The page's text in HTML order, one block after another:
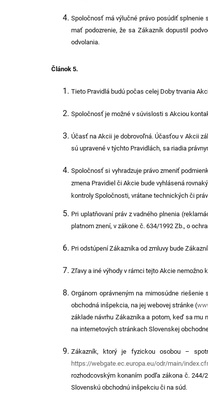
Spoločnosť má výlučné právo posúdiť splnenie
mať podozrenie, že sa Zákazník dopustil
odvolania.
Článok 5.
Tieto Pravidlá budú počas celej Doby trvania
Spoločnosť je možné v súvislosti s Akciou
Účasť na Akcii je dobrovoľná. Účasťou v Akcii
sú upravené v týchto Pravidlách, sa riadia
Spoločnosť si vyhradzuje právo zmeniť
zmena Pravidiel či Akcie bude vyhlásená
kontroly Spoločnosti, vrátane technických či
Pri uplatňovaní práv z vadného plnenia (
platnom znení, v zákone č. 634/1992 Zb., o
Pri odstúpení Zákazníka od zmluvy bude
Zľavy a iné výhody v rámci tejto Akcie
Orgánom oprávneným na mimosúdne
obchodná inšpekcia, na jej webovej stránke (
základe návrhu Zákazníka a potom, keď sa mu
na internetových stránkach Slovenskej
Zákazník, ktorý je fyzickou osobou –
https://webgate.ec.europa.eu/odr/main/
rozhodcovským konaním podľa zákona č.
Slovenskú obchodnú inšpekciu či na súd.